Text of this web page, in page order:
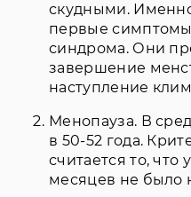
скудными.
первые
синдрома. Они
завершение
наступление
Менопауза. В
в 50-52 года.
считается то,
месяцев не было